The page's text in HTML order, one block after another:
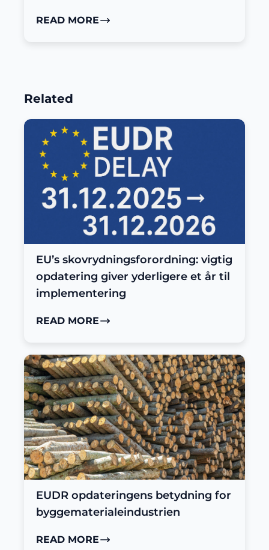
READ MORE
Related
EU’s skovrydningsforordning: vigtig
opdatering giver yderligere et år til
implementering
READ MORE
EUDR opdateringens betydning for
byggematerialeindustrien
READ MORE